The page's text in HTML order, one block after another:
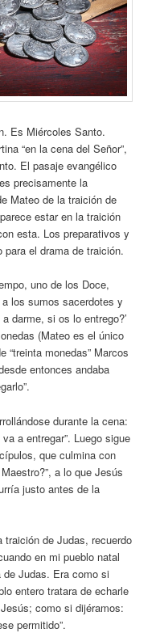
Es Miércoles Santo.
“en la cena del Señor”,
El pasaje evangélico
precisamente la
Mateo de la traición de
estar en la traición
esta. Los preparativos y
el drama de traición.
uno de los Doce,
los sumos sacerdotes y
darme, si os lo entrego?’
(Mateo es el único
“treinta monedas” Marcos
entonces andaba
durante la cena:
a entregar”. Luego sigue
que culmina con
a lo que Jesús
justo antes de la
de Judas, recuerdo
en mi pueblo natal
de Judas. Era como si
entero tratara de echarle
como si dijéramos:
permitido”.